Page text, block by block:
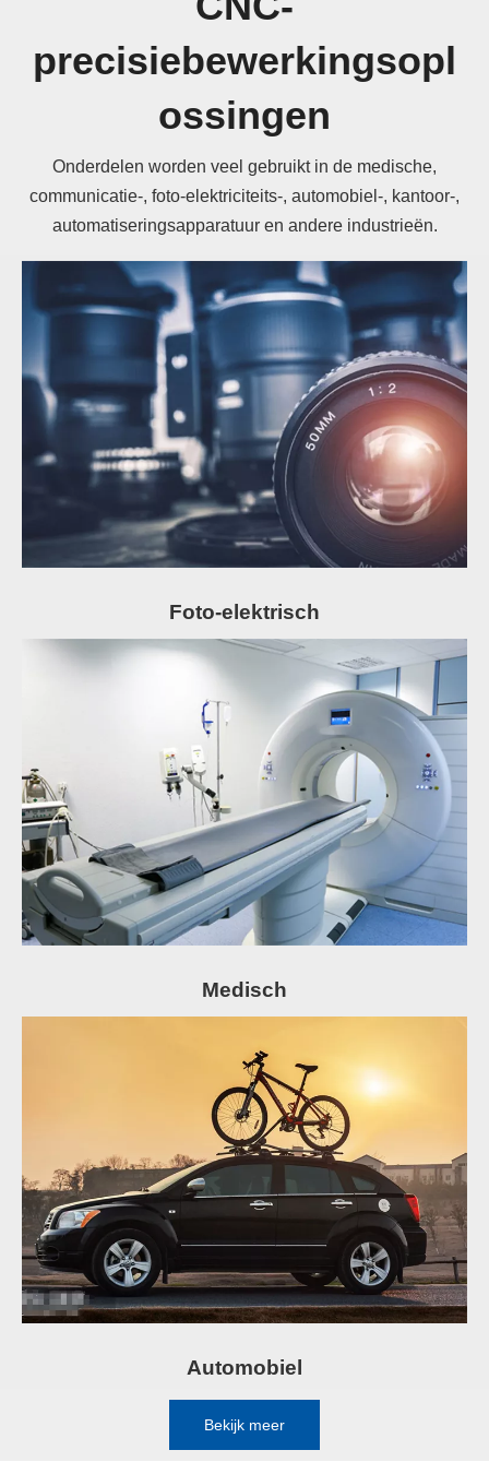
precisiebewerkingsopl
ossingen
Onderdelen worden veel gebruikt in de medische,
communicatie-, foto-elektriciteits-, automobiel-, kantoor-,
automatiseringsapparatuur en andere industrieën.
Foto-elektrisch
Medisch
Automobiel
Bekijk meer